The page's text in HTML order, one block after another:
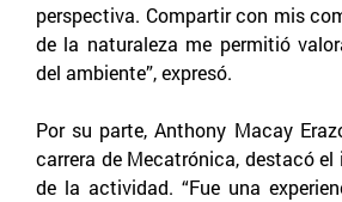
perspectiva. Compartir con mis
de la naturaleza me permitió
del ambiente”, expresó.
Por su parte, Anthony Macay
carrera de Mecatrónica, destacó
de la actividad. “Fue una